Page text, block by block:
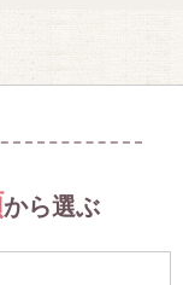
から選ぶ